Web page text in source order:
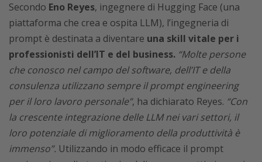
Secondo Eno Reyes, ingegnere di Hugging Face (una
piattaforma che crea e ospita LLM), l’ingegneria di
prompt è destinata a diventare una skill vitale per i
professionisti dell’IT e del business. “Molte persone
che conosco nel campo del software, dell’IT e della
consulenza utilizzano sempre il prompt engineering
per il loro lavoro personale”, ha dichiarato Reyes. “Con
la crescente integrazione delle LLM nei vari settori, il
loro potenziale di miglioramento della produttività è
immenso”. Utilizzando in modo efficace il prompt